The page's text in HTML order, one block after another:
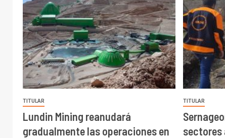
TITULAR
Lundin Mining reanudará
gradualmente las operaciones en
TITULAR
sectores